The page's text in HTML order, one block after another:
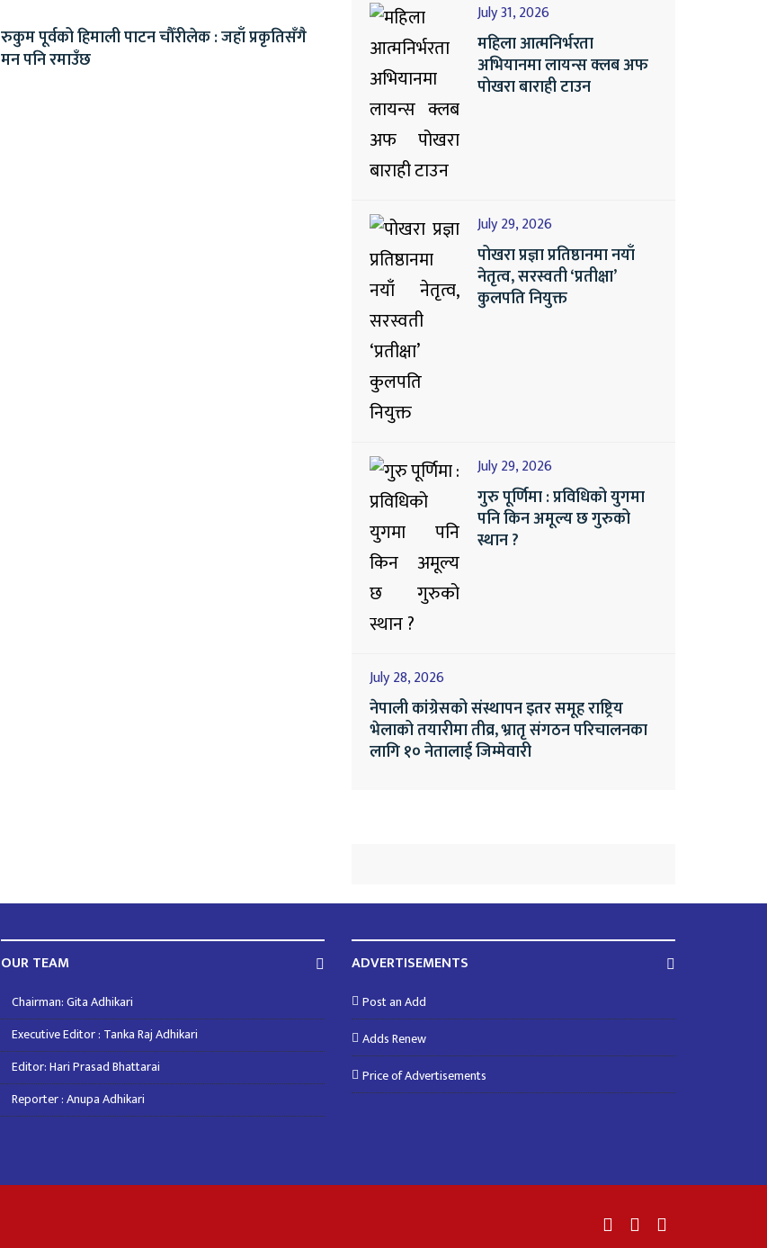
रुकुम पूर्वको हिमाली पाटन चौँरीलेक : जहाँ प्रकृतिसँगै
मन पनि रमाउँछ
July 31, 2026
महिला आत्मनिर्भरता
अभियानमा लायन्स क्लब अफ
पोखरा बाराही टाउन
July 29, 2026
पोखरा प्रज्ञा प्रतिष्ठानमा नयाँ
नेतृत्व, सरस्वती ‘प्रतीक्षा’
कुलपति नियुक्त
July 29, 2026
गुरु पूर्णिमा : प्रविधिको युगमा
पनि किन अमूल्य छ गुरुको
स्थान ?
July 28, 2026
नेपाली कांग्रेसको संस्थापन इतर समूह राष्ट्रिय
भेलाको तयारीमा तीव्र, भ्रातृ संगठन परिचालनका
लागि १० नेतालाई जिम्मेवारी
OUR TEAM
Chairman: Gita Adhikari
Executive Editor : Tanka Raj Adhikari
Editor: Hari Prasad Bhattarai
Reporter : Anupa Adhikari
ADVERTISEMENTS
Post an Add
Adds Renew
Price of Advertisements